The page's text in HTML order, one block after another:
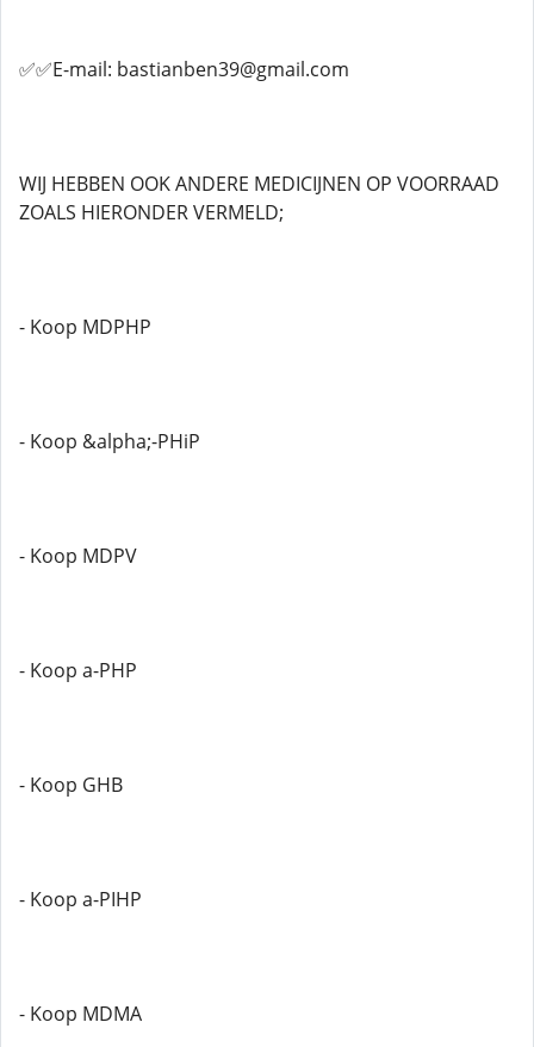
✅✅E-mail: bastianben39@gmail.com
WIJ HEBBEN OOK ANDERE MEDICIJNEN OP VOORRAAD
ZOALS HIERONDER VERMELD;
- Koop MDPHP
- Koop &alpha;-PHiP
- Koop MDPV
- Koop a-PHP
- Koop GHB
- Koop a-PIHP
- Koop MDMA